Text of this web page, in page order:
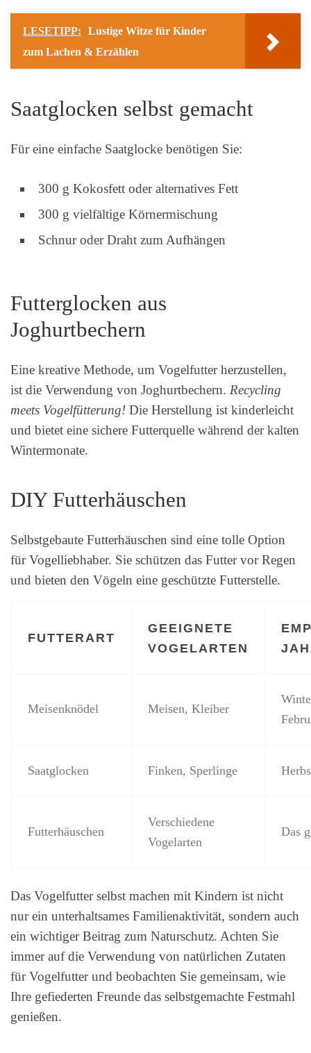
LESETIPP:
Lustige Witze für Kinder
zum Lachen & Erzählen
Saatglocken selbst gemacht
Für eine einfache Saatglocke benötigen Sie:
300 g Kokosfett oder alternatives Fett
300 g vielfältige Körnermischung
Schnur oder Draht zum Aufhängen
Futterglocken aus
Joghurtbechern
Eine kreative Methode, um Vogelfutter herzustellen,
ist die Verwendung von Joghurtbechern. Recycling
meets Vogelfütterung! Die Herstellung ist kinderleicht
und bietet eine sichere Futterquelle während der kalten
Wintermonate.
DIY Futterhäuschen
Selbstgebaute Futterhäuschen sind eine tolle Option
für Vogelliebhaber. Sie schützen das Futter vor Regen
und bieten den Vögeln eine geschützte Futterstelle.
FUTTERART
GEEIGNETE
VOGELARTEN
Meisenknödel Meisen, Kleiber
Saatglocken Finken, Sperlinge
Futterhäuschen
Verschiedene
Vogelarten
Das
Das Vogelfutter selbst machen mit Kindern ist nicht
nur ein unterhaltsames Familienaktivität, sondern auch
ein wichtiger Beitrag zum Naturschutz. Achten Sie
immer auf die Verwendung von natürlichen Zutaten
für Vogelfutter und beobachten Sie gemeinsam, wie
Ihre gefiederten Freunde das selbstgemachte Festmahl
genießen.